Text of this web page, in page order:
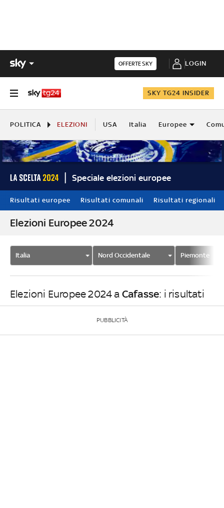
OFFERTE SKY LOGIN
SKY TG24 INSIDER
POLITICA ELEZIONI USA Italia Europee
Speciale elezioni europee
Risultati europee Risultati comunali Risultati regionali
Elezioni Europee 2024
Italia Nord Occidentale Piemonte
Elezioni Europee 2024 a Cafasse: i risultati
PUBBLICITÀ